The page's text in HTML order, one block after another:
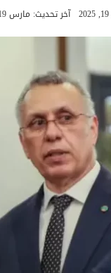
آخر تحديث: مارس 19, 2025